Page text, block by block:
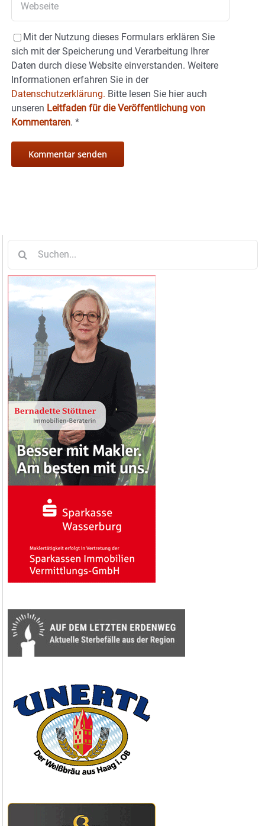
Mit der Nutzung dieses Formulars erklären Sie
sich mit der Speicherung und Verarbeitung Ihrer
Daten durch diese Website einverstanden. Weitere
Informationen erfahren Sie in der
Datenschutzerklärung. Bitte lesen Sie hier auch
unseren Leitfaden für die Veröffentlichung von
Kommentaren. *
nach: